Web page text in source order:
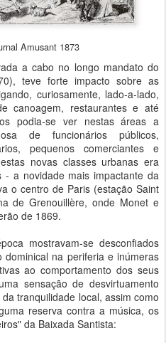
Amusant 1873
a cabo no longo mandato do
teve forte impacto sobre as
curiosamente, lado-a-lado,
canoagem, restaurantes e até
podia-se ver nestas áreas a
de funcionários públicos,
pequenos comerciantes e
novas classes urbanas era
a novidade mais impactante da
o centro de Paris (estação Saint
de Grenouillère, onde Monet e
de 1869.
mostravam-se desconfiados
na periferia e inúmeras
ao comportamento dos seus
sensação de desvirtuamento
tranquilidade local, assim como
reserva contra a música, os
da Baixada Santista: